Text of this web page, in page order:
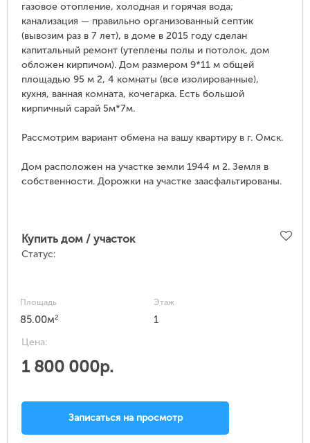
газовое отопление, холодная и горячая вода;
канализация — правильно организованный септик
(вывозим раз в 7 лет), в доме в 2015 году сделан
капитальный ремонт (утеплены полы и потолок, дом
обложен кирпичом). Дом размером 9*11 м общей
площадью 95 м 2, 4 комнаты (все изолированные),
кухня, ванная комната, кочегарка. Есть большой
кирпичный сарай 5м*7м.
Рассмотрим вариант обмена на вашу квартиру в г. Омск.
Дом расположен на участке земли 1944 м 2. Земля в
собственности. Дорожки на участке заасфальтированы.
Купить дом / участок
Статус:
Площадь
85.00м2
Этаж
1
Цена:
1 800 000р.
Записаться на просмотр